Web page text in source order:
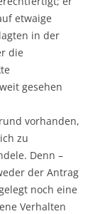
etwaige
in der
die
gesehen
vorhanden,
zu
Denn –
der Antrag
noch eine
Verhalten